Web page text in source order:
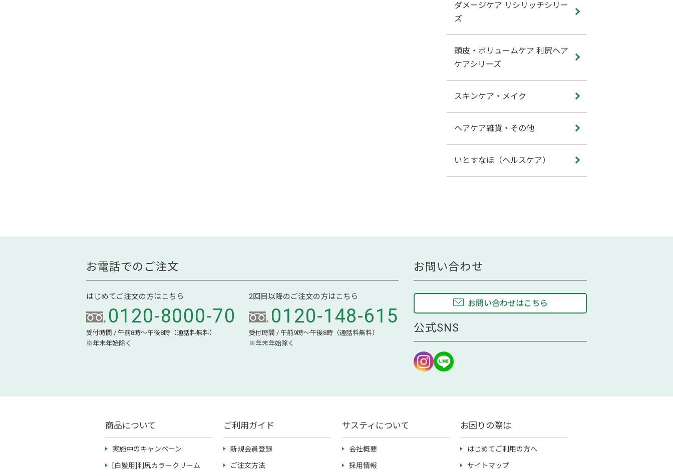
ダメージケア リシリッチシリー
ズ
頭皮・ボリュームケア 利尻ヘア
ケアシリーズ
スキンケア・メイク
ヘアケア雑貨・その他
いとすなほ（ヘルスケア）
お電話でのご注文
はじめてご注文の方はこちら
0120-8000-70
受付時間 / 午前8時～午後8時（通話料無料）
※年末年始除く
2回目以降のご注文の方はこちら
0120-148-615
受付時間 / 午前9時～午後8時（通話料無料）
※年末年始除く
お問い合わせ
お問い合わせはこちら
公式SNS
商品について
実施中のキャンペーン
[白髪用]利尻カラークリーム
ご利用ガイド
新規会員登録
ご注文方法
サスティについて
会社概要
採用情報
お困りの際は
はじめてご利用の方へ
サイトマップ